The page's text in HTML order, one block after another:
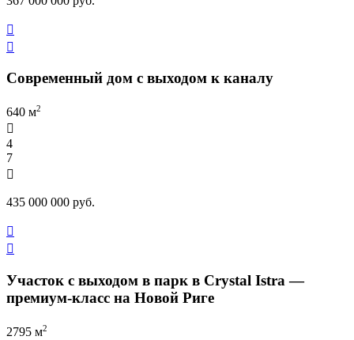


Современный дом с выходом к каналу
640 м2

4
7

435 000 000 руб.


Участок с выходом в парк в Crystal Istra —
премиум-класс на Новой Риге
2795 м2